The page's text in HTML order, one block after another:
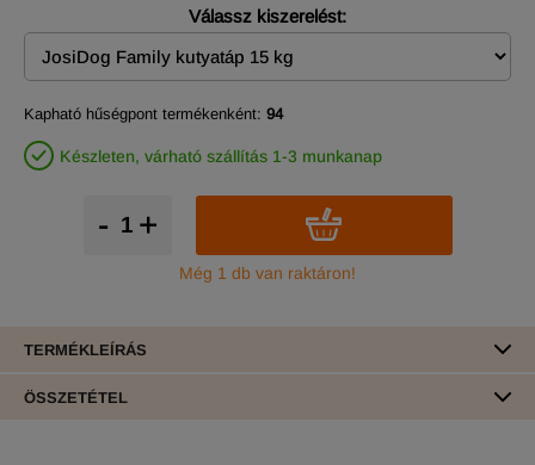
Válassz kiszerelést:
Kapható hűségpont termékenként: 94
Készleten, várható szállítás 1-3 munkanap
+
-
Még 1 db van raktáron!
TERMÉKLEÍRÁS
ÖSSZETÉTEL